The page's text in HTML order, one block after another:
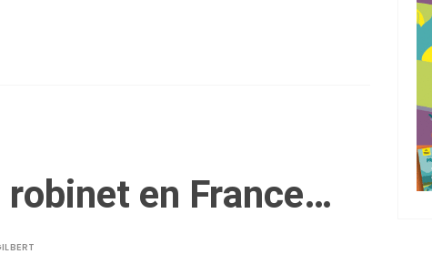
robinet en France…